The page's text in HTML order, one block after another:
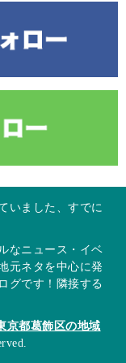
いました、すでに
なニュース・イベ
元ネタを中心に発
グです！隣接する
京都葛飾区の地域